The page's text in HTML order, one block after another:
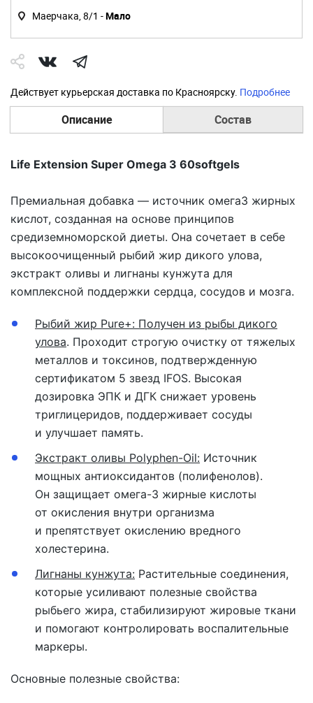
Маерчака, 8/1 -Мало
Действует курьерская доставка по Красноярску. Подробнее
Описание Состав
Life Extension Super Omega 3 60softgels
Премиальная добавка — источник омега3 жирных
кислот, созданная на основе принципов
средиземноморской диеты. Она сочетает в себе
высокоочищенный рыбий жир дикого улова,
экстракт оливы и лигнаны кунжута для
комплексной поддержки сердца, сосудов и мозга.
Рыбий жир Pure+: Получен из рыбы дикого
улова. Проходит строгую очистку от тяжелых
металлов и токсинов, подтвержденную
сертификатом 5 звезд IFOS. Высокая
дозировка ЭПК и ДГК снижает уровень
триглицеридов, поддерживает сосуды
и улучшает память.
Экстракт оливы Polyphen-Oil: Источник
мощных антиоксидантов (полифенолов).
Он защищает омега-3 жирные кислоты
от окисления внутри организма
и препятствует окислению вредного
холестерина.
Лигнаны кунжута: Растительные соединения,
которые усиливают полезные свойства
рыбьего жира, стабилизируют жировые ткани
и помогают контролировать воспалительные
маркеры.
Основные полезные свойства: